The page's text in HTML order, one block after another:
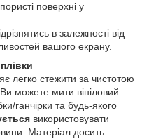
поверхні у
в залежності від
вашого екрану.
легко стежити за чистотою
можете мити вініловий
ганчірки та будь-якого
використовувати
Матеріал досить